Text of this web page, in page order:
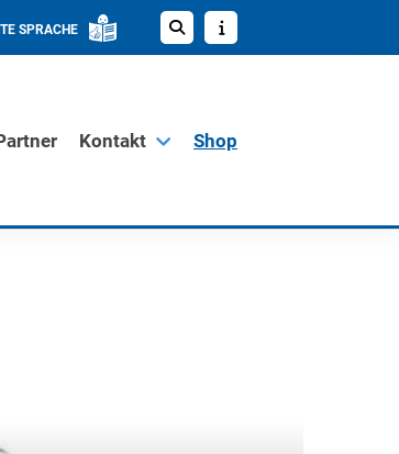
SPRACHE
Kontakt Shop